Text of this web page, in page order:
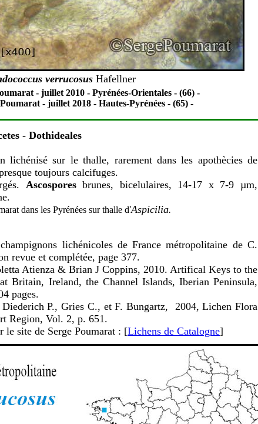
verrucosusHafellner
- juillet 2010 - Pyrénées-Orientales - (66) -
- juillet 2018 - Hautes-Pyrénées - (65) -
- Dothideales
lichénisé sur le thalle, rarement dans les apothècies de
toujours calcifuges.
Ascosporesbrunes, bicelulaires, 14-17 x 7-9 µm,
dans les Pyrénées sur thalle d'Aspicilia.
lichénicoles de France métropolitaine de C.
revue et complétée, page 377.
Atienza & Brian J Coppins, 2010. Artifical Keys to the
Britain, Ireland, the Channel Islands, Iberian Peninsula,
pages.
P., Gries C., et F. Bungartz, 2004, Lichen Flora
Region, Vol. 2, p. 651.
le site de Serge Poumarat : [Lichens de Catalogne]